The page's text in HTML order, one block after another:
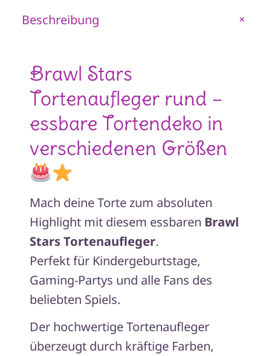
essbar
Motiv
2
Menge
Beschreibung +
Brawl Stars
Tortenaufleger rund –
essbare Tortendeko in
verschiedenen Größen
Mach deine Torte zum absoluten
Highlight mit diesem essbaren Brawl
Stars Tortenaufleger.
Perfekt für Kindergeburtstage,
Gaming-Partys und alle Fans des
beliebten Spiels.
Der hochwertige Tortenaufleger
überzeugt durch kräftige Farben,